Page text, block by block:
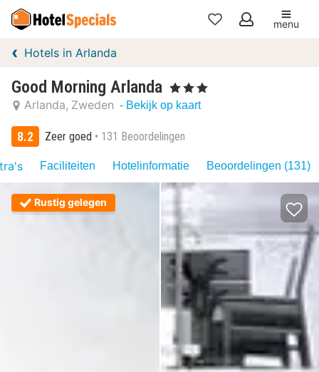
Mijn
menu
Hotels in Arlanda
Good Morning Arlanda , 3 Sterren
Arlanda Zweden - Bekijk op kaart
8.2 Zeer goed 131 Beoordelingen
Faciliteiten Hotelinformatie Beoordelingen (131)
Rustig gelegen